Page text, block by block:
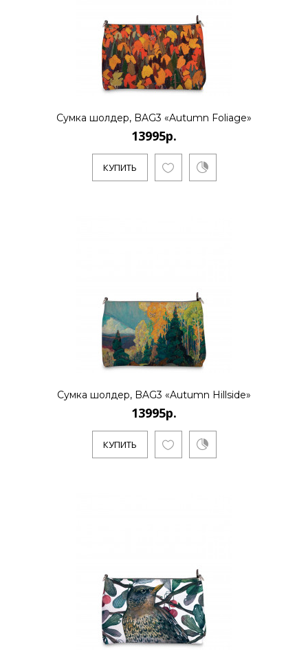
..
КУПИТЬ
13995р.
..
..
КУПИТЬ
13995р.
13995р.
Сумка шолдер, BAG3 «Autumn Foliage»
13995р.
КУПИТЬ
Сумка шолдер, BAG3 «Autumn Hillside»
13995р.
КУПИТЬ